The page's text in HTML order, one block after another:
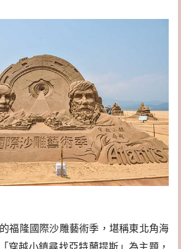
福隆國際沙雕藝術季，堪稱東北角海
穿越小鎮尋找亞特蘭提斯」為主題，